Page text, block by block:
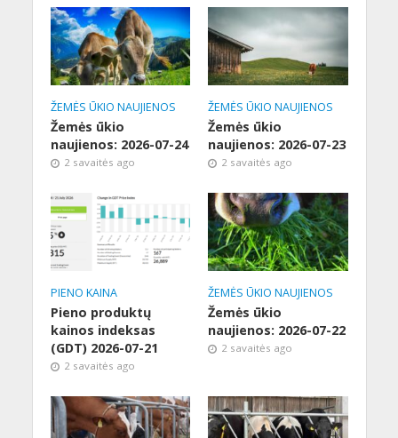
ŽEMĖS ŪKIO NAUJIENOS
Žemės ūkio
naujienos: 2026-07-24
2 savaitės ago
ŽEMĖS ŪKIO NAUJIENOS
Žemės ūkio
naujienos: 2026-07-23
2 savaitės ago
PIENO KAINA
Pieno produktų
kainos indeksas
(GDT) 2026-07-21
2 savaitės ago
ŽEMĖS ŪKIO NAUJIENOS
Žemės ūkio
naujienos: 2026-07-22
2 savaitės ago